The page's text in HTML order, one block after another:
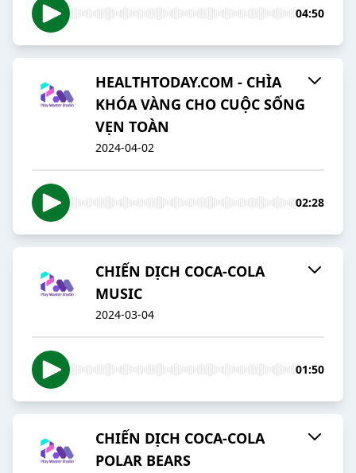
04:50
HEALTHTODAY.COM - CHÌA
KHÓA VÀNG CHO CUỘC SỐNG
VẸN TOÀN
2024-04-02
02:28
CHIẾN DỊCH COCA-COLA
MUSIC
2024-03-04
01:50
CHIẾN DỊCH COCA-COLA
POLAR BEARS